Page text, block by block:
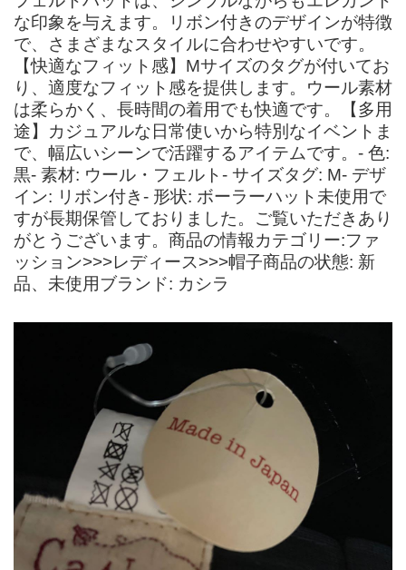
な印象を与えます。リボン付きのデザインが特徴
で、さまざまなスタイルに合わせやすいです。
【快適なフィット感】Mサイズのタグが付いてお
り、適度なフィット感を提供します。ウール素材
は柔らかく、長時間の着用でも快適です。【多用
途】カジュアルな日常使いから特別なイベントま
で、幅広いシーンで活躍するアイテムです。- 色:
黒- 素材: ウール・フェルト- サイズタグ: M- デザ
イン: リボン付き- 形状: ボーラーハット未使用で
すが長期保管しておりました。ご覧いただきあり
がとうございます。商品の情報カテゴリー:ファ
ッション>>>レディース>>>帽子商品の状態: 新
品、未使用ブランド: カシラ